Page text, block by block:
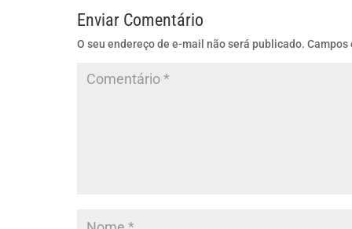
Enviar Comentário
O seu endereço de e-mail não será publicado.